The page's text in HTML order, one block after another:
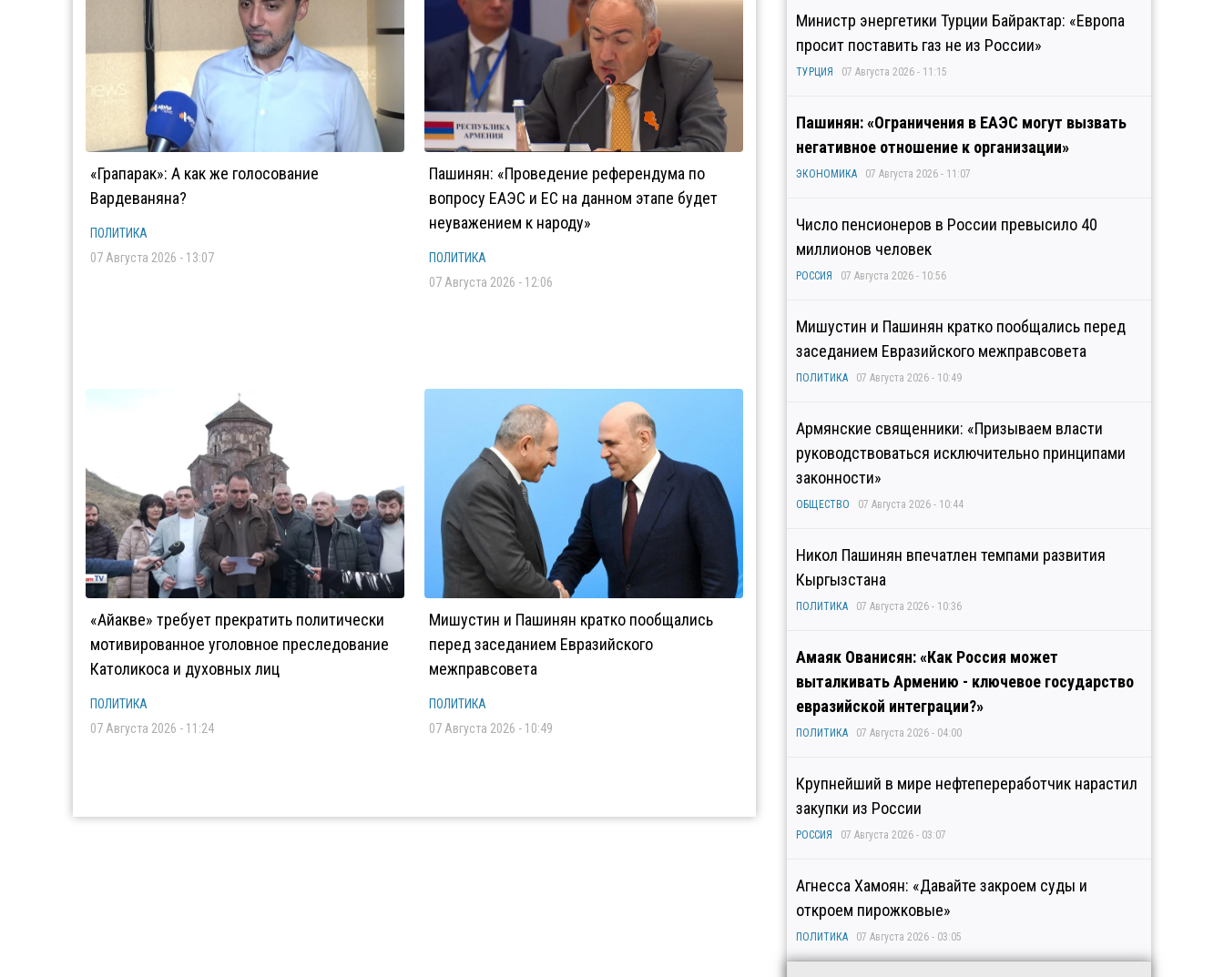
«Грапарак»: А как же голосование
Вардеваняна?
ПОЛИТИКА
07 Августа 2026 - 13:07
Пашинян: «Проведение референдума по
вопросу ЕАЭС и ЕС на данном этапе будет
неуважением к народу»
ПОЛИТИКА
07 Августа 2026 - 12:06
«Айакве» требует прекратить политически
мотивированное уголовное преследование
Католикоса и духовных лиц
ПОЛИТИКА
07 Августа 2026 - 11:24
Мишустин и Пашинян кратко пообщались
перед заседанием Евразийского
межправсовета
ПОЛИТИКА
07 Августа 2026 - 10:49
Министр энергетики Турции Байрактар: «Европа
просит поставить газ не из России»
ТУРЦИЯ 07 Августа 2026 - 11:15
Пашинян: «Ограничения в ЕАЭС могут вызвать
негативное отношение к организации»
ЭКОНОМИКА 07 Августа 2026 - 11:07
Число пенсионеров в России превысило 40
миллионов человек
РОССИЯ 07 Августа 2026 - 10:56
Мишустин и Пашинян кратко пообщались перед
заседанием Евразийского межправсовета
ПОЛИТИКА 07 Августа 2026 - 10:49
Армянские священники: «Призываем власти
руководствоваться исключительно принципами
законности»
ОБЩЕСТВО 07 Августа 2026 - 10:44
Никол Пашинян впечатлен темпами развития
Кыргызстана
ПОЛИТИКА 07 Августа 2026 - 10:36
Амаяк Ованисян: «Как Россия может
выталкивать Армению - ключевое государство
евразийской интеграции?»
ПОЛИТИКА 07 Августа 2026 - 04:00
Крупнейший в мире нефтепереработчик нарастил
закупки из России
РОССИЯ 07 Августа 2026 - 03:07
Агнесса Хамоян: «Давайте закроем суды и
откроем пирожковые»
ПОЛИТИКА 07 Августа 2026 - 03:05